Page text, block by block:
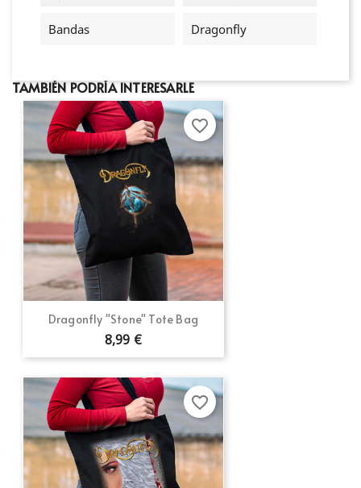
Bandas Dragonfly
TAMBIÉN PODRÍA INTERESARLE
Dragonfly "Stone" Tote Bag
8,99 €
favorite_border
favorite_border